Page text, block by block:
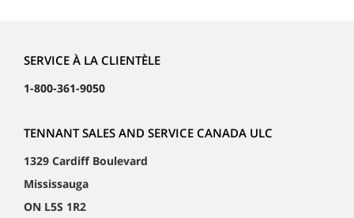
SERVICE À LA CLIENTÈLE
1-800-361-9050
TENNANT SALES AND SERVICE CANADA ULC
1329 Cardiff Boulevard
Mississauga
ON L5S 1R2